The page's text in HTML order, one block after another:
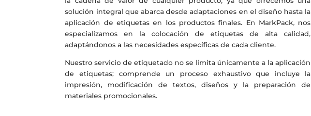
solución integral que abarca desde adaptaciones en el diseño hasta la
aplicación de etiquetas en los productos finales. En MarkPack, nos
especializamos en la colocación de etiquetas de alta calidad,
adaptándonos a las necesidades específicas de cada cliente.
Nuestro servicio de etiquetado no se limita únicamente a la aplicación
de etiquetas; comprende un proceso exhaustivo que incluye la
impresión, modificación de textos, diseños y la preparación de
materiales promocionales.